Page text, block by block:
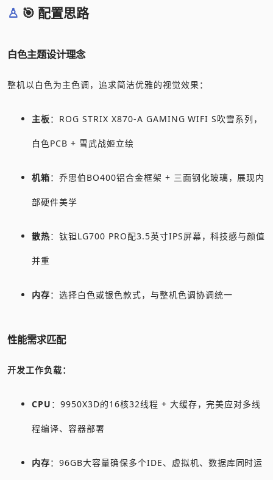
🎯 配置思路
白色主题设计理念
整机以白色为主色调，追求简洁优雅的视觉效果：
主板：ROG STRIX X870-A GAMING WIFI S吹雪系列，
白色PCB + 雪武战姬立绘
机箱：乔思伯BO400铝合金框架 + 三面钢化玻璃，展现内
部硬件美学
散热：钛钽LG700 PRO配3.5英寸IPS屏幕，科技感与颜值
并重
内存：选择白色或银色款式，与整机色调协调统一
性能需求匹配
开发工作负载：
CPU ：9950X3D的16核32线程 + 大缓存，完美应对多线
程编译、容器部署
内存：96GB大容量确保多个IDE、虚拟机、数据库同时运